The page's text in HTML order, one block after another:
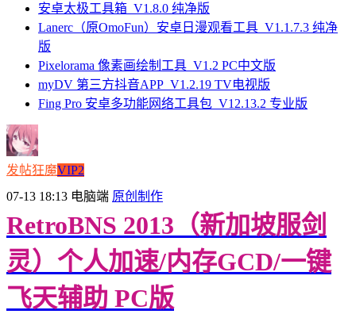
安卓太极工具箱_V1.8.0 纯净版
Lanerc（原OmoFun）安卓日漫观看工具_V1.1.7.3 纯净
版
Pixelorama 像素画绘制工具_V1.2 PC中文版
myDV 第三方抖音APP_V1.2.19 TV电视版
Fing Pro 安卓多功能网络工具包_V12.13.2 专业版
发帖狂魔VIP2
07-13 18:13 电脑端 原创制作
RetroBNS 2013（新加坡服剑
灵）个人加速/内存GCD/一键
飞天辅助 PC版